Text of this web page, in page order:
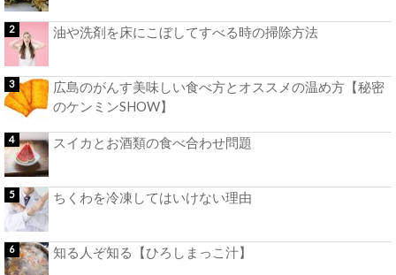
油や洗剤を床にこぼしてすべる時の掃除方法
広島のがんす美味しい食べ方とオススメの温め方【秘密
のケンミンSHOW】
スイカとお酒類の食べ合わせ問題
ちくわを冷凍してはいけない理由
知る人ぞ知る【ひろしまっこ汁】